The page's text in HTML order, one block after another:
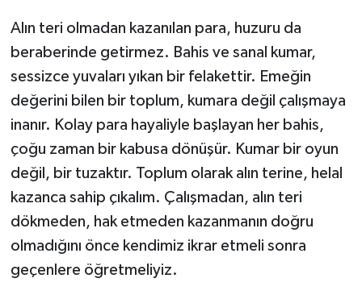
Alın teri olmadan kazanılan para, huzuru da
beraberinde getirmez. Bahis ve sanal kumar,
sessizce yuvaları yıkan bir felakettir. Emeğin
değerini bilen bir toplum, kumara değil çalışmaya
inanır. Kolay para hayaliyle başlayan her bahis,
çoğu zaman bir kabusa dönüşür. Kumar bir oyun
değil, bir tuzaktır. Toplum olarak alın terine, helal
kazanca sahip çıkalım. Çalışmadan, alın teri
dökmeden, hak etmeden kazanmanın doğru
olmadığını önce kendimiz ikrar etmeli sonra
geçenlere öğretmeliyiz.